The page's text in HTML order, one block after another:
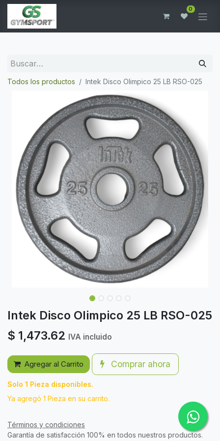
0
Todos los productos Intek Disco Olimpico 25 LB RSO-025
Intek Disco Olimpico 25 LB RSO-025
$ 1,473.62 IVA incluido
Agregar al Carrito Comprar ahora
Solo 1 Pieza disponibles.
Ya agregó 1 Pieza en su carrito.
Términos y condiciones
Garantía de satisfacción 100% en todos nuestros productos.